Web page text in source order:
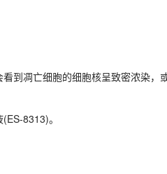
到凋亡细胞的细胞核呈致密浓染，
到凋亡细胞的细胞核呈致密浓染，
8313)。